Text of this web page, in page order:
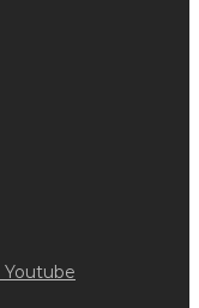
Youtube